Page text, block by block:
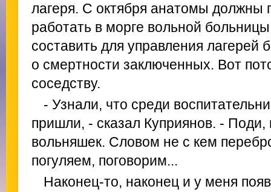
лагеря. С октября анатомы должны
работать в морге вольной
составить для управления лагерей
о смертности заключенных. Вот
соседству.
- Узнали, что среди
пришли, - сказал Куприянов. - Поди,
вольняшек. Словом не с кем
погуляем, поговорим...
Наконец-то, наконец и у меня